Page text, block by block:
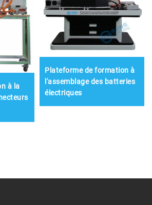
à la
Plateforme de formation à
l'assemblage des batteries
électriques